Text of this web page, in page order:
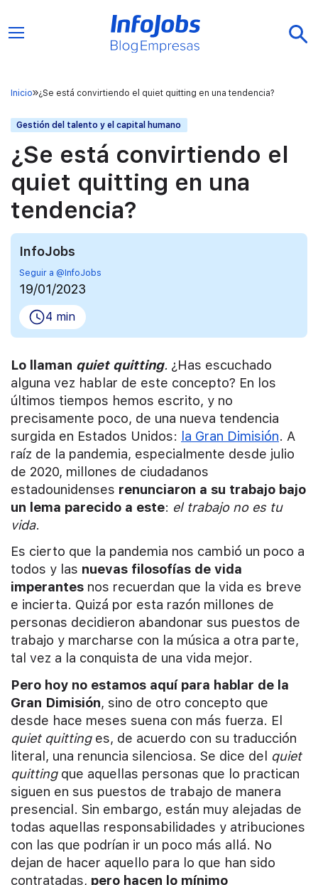
Inicio ¿Se está convirtiendo el quiet quitting en una tendencia?
Gestión del talento y el capital humano
¿Se está convirtiendo el
quiet quitting en una
tendencia?
InfoJobs
Seguir a @InfoJobs
19/01/2023
4 min
Lo llaman quiet quitting. ¿Has escuchado
alguna vez hablar de este concepto? En los
últimos tiempos hemos escrito, y no
precisamente poco, de una nueva tendencia
surgida en Estados Unidos:
la Gran Dimisión. A
raíz de la pandemia, especialmente desde julio
de 2020, millones de ciudadanos
estadounidenses renunciaron a su trabajo bajo
un lema parecido a este: el trabajo no es tu
vida.
Es cierto que la pandemia nos cambió un poco a
todos y las nuevas filosofías de vida
imperantes nos recuerdan que la vida es breve
e incierta. Quizá por esta razón millones de
personas decidieron abandonar sus puestos de
trabajo y marcharse con la música a otra parte,
tal vez a la conquista de una vida mejor.
Pero hoy no estamos aquí para hablar de la
Gran Dimisión, sino de otro concepto que
desde hace meses suena con más fuerza. El
quiet quittinges, de acuerdo con su traducción
literal, una renuncia silenciosa. Se dice del quiet
quittingque aquellas personas que lo practican
siguen en sus puestos de trabajo de manera
presencial. Sin embargo, están muy alejadas de
todas aquellas responsabilidades y atribuciones
con las que podrían ir un poco más allá. No
dejan de hacer aquello para lo que han sido
contratadas, pero hacen lo mínimo